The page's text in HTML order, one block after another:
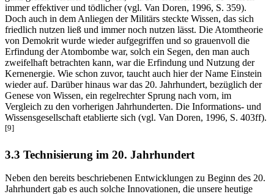
des Lernens und der Wissensgenerierung war. Die Kriegskunst,
ganz gleich welcher Wertigkeit, wurde verfeinert und die Waffen
immer effektiver und tödlicher (vgl. Van Doren, 1996, S. 359).
Doch auch in dem Anliegen der Militärs steckte Wissen, das sich
friedlich nutzen ließ und immer noch nutzen lässt. Die Atomtheorie
von Demokrit wurde wieder aufgegriffen und so grauenvoll die
Erfindung der Atombombe war, solch ein Segen, den man auch
zweifelhaft betrachten kann, war die Erfindung und Nutzung der
Kernenergie. Wie schon zuvor, taucht auch hier der Name Einstein
wieder auf. Darüber hinaus war das 20. Jahrhundert, bezüglich der
Genese von Wissen, ein regelrechter Sprung nach vorn, im
Vergleich zu den vorherigen Jahrhunderten. Die Informations- und
[9]
3.3 Technisierung im 20. Jahrhundert